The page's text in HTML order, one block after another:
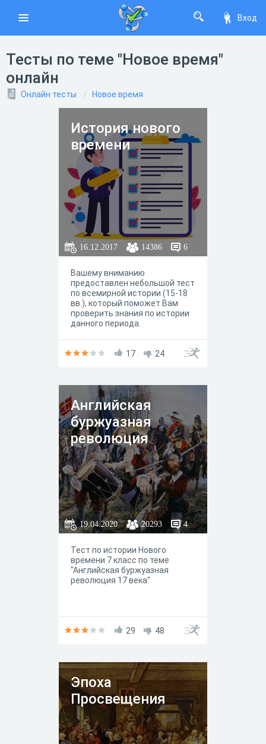
Вход
Тесты по теме "Новое время"
онлайн
Онлайн тесты Новое время
История нового
времени
16.12.2017 14386 6
Вашему вниманию
предоставлен небольшой тест
по всемирной истории (15-18
вв.), который поможет Вам
проверить знания по истории
данного периода.
17 24
Английская
буржуазная
революция
19.04.2020 20293 4
Тест по истории Нового
времени 7 класс по теме
"Английская буржуазная
революция 17 века"
29 48
Эпоха
Просвещения